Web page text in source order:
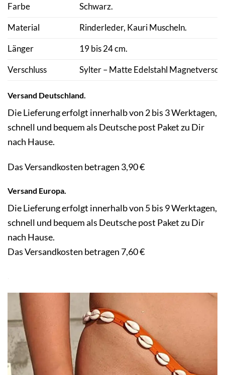
Farbe Schwarz.
Material Rinderleder, Kauri Muscheln.
Länger 19 bis 24 cm.
Verschluss Sylter – Matte Edelstahl
Versand Deutschland.
Die Lieferung erfolgt innerhalb von 2 bis 3 Werktagen,
schnell und bequem als Deutsche post Paket zu Dir
nach Hause.
Das Versandkosten betragen 3,90 €
Versand Europa.
Die Lieferung erfolgt innerhalb von 5 bis 9 Werktagen,
schnell und bequem als Deutsche post Paket zu Dir
nach Hause.
Das Versandkosten betragen 7,60 €